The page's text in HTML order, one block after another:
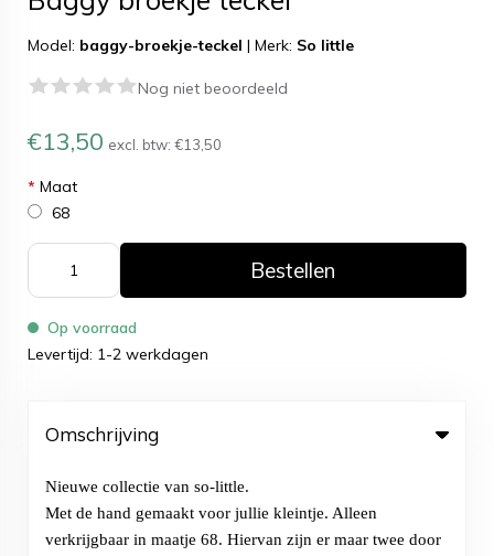
Model: baggy-broekje-teckel | Merk: So little
Nog niet beoordeeld
€13,50 excl. btw: €13,50
* Maat
68
Bestellen
Op voorraad
Levertijd: 1-2 werkdagen
Omschrijving
Nieuwe collectie van so-little.
Met de hand gemaakt voor jullie kleintje. Alleen
verkrijgbaar in maatje 68. Hiervan zijn er maar twee door